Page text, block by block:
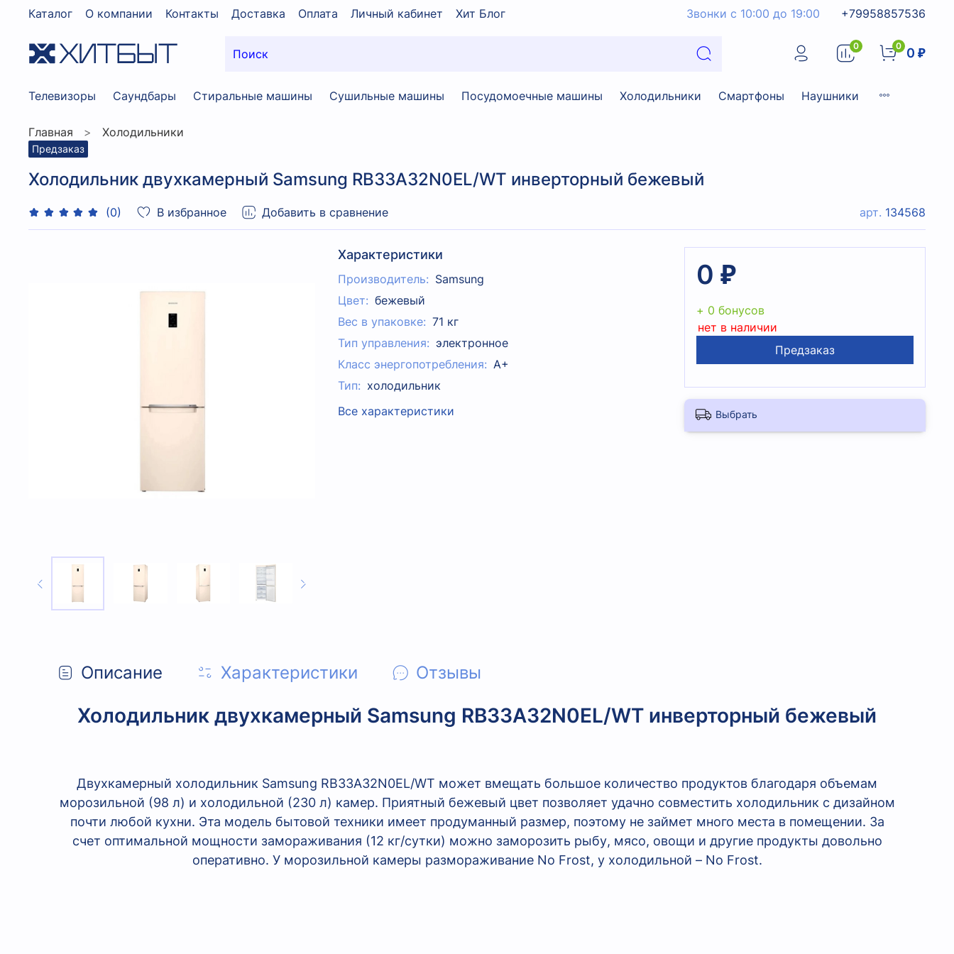
Каталог О компании Контакты Доставка Оплата Личный кабинет Хит Блог Звонки с 10:00 до 19:00 +79958857536
0 0 0 ₽
Телевизоры Саундбары Стиральные машины Сушильные машины Посудомоечные машины Холодильники Смартфоны Наушники
Главная Холодильники
Предзаказ
Холодильник двухкамерный Samsung RB33A32N0EL/WT инверторный бежевый
(0) В избранное Добавить в сравнение арт. 134568
Характеристики
Производитель: Samsung
Цвет: бежевый
Вес в упаковке: 71 кг
Тип управления: электронное
Класс энергопотребления: A+
Тип: холодильник
Все характеристики
0 ₽
+ 0 бонусов
нет в наличии
Предзаказ
Выбрать
Описание Характеристики Отзывы
Холодильник двухкамерный Samsung RB33A32N0EL/WT инверторный бежевый
Двухкамерный холодильник Samsung RB33A32N0EL/WT может вмещать большое количество продуктов благодаря объемам
морозильной (98 л) и холодильной (230 л) камер. Приятный бежевый цвет позволяет удачно совместить холодильник с дизайном
почти любой кухни. Эта модель бытовой техники имеет продуманный размер, поэтому не займет много места в помещении. За
счет оптимальной мощности замораживания (12 кг/cутки) можно заморозить рыбу, мясо, овощи и другие продукты довольно
оперативно. У морозильной камеры размораживание No Frost, у холодильной – No Frost.